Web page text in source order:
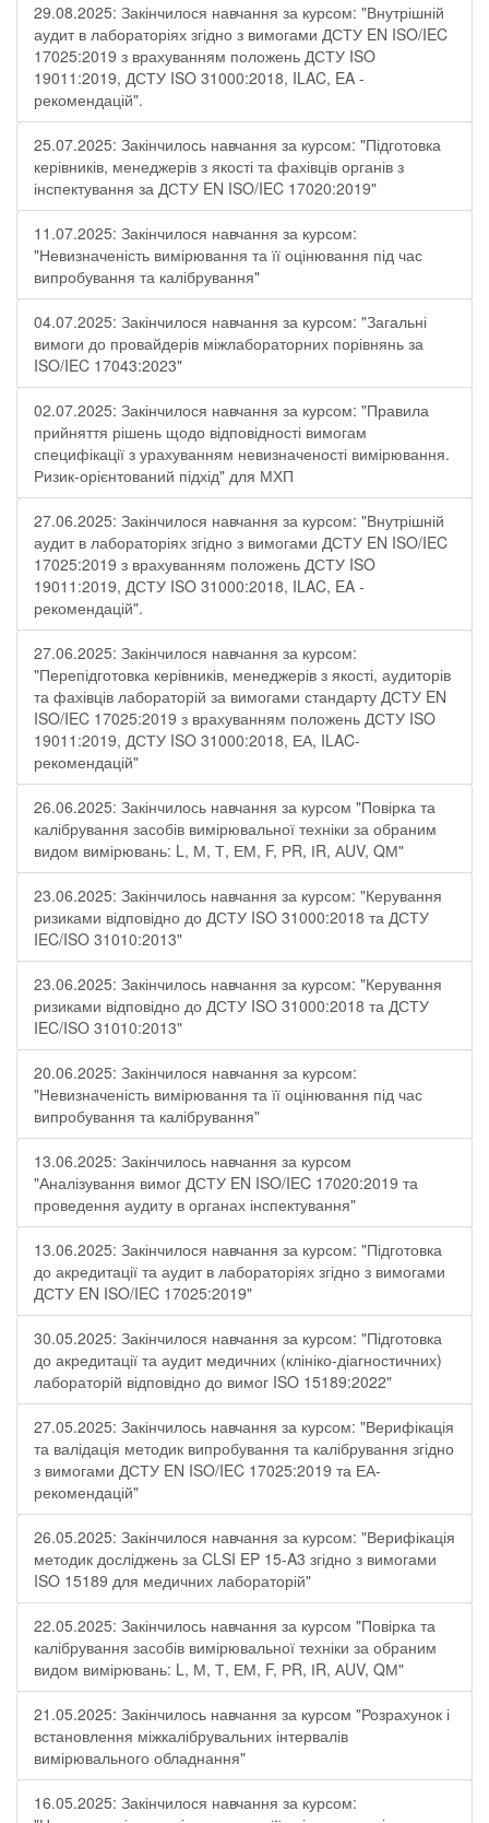
29.08.2025: Закінчилося навчання за курсом: "Внутрішній
аудит в лабораторіях згідно з вимогами ДСТУ EN ISO/IEC
17025:2019 з врахуванням положень ДСТУ ISO
19011:2019, ДСТУ ISO 31000:2018, ILAC, EA -
рекомендацій".
25.07.2025: Закінчилось навчання за курсом: "Підготовка
керівників, менеджерів з якості та фахівців органів з
інспектування за ДСТУ EN ISO/IEC 17020:2019"
11.07.2025: Закінчилося навчання за курсом:
"Невизначеність вимірювання та її оцінювання під час
випробування та калібрування"
04.07.2025: Закінчилося навчання за курсом: "Загальні
вимоги до провайдерів міжлабораторних порівнянь за
ISO/IEC 17043:2023"
02.07.2025: Закінчилося навчання за курсом: "Правила
прийняття рішень щодо відповідності вимогам
специфікації з урахуванням невизначеності вимірювання.
Ризик-орієнтований підхід" для МХП
27.06.2025: Закінчилося навчання за курсом: "Внутрішній
аудит в лабораторіях згідно з вимогами ДСТУ EN ISO/IEC
17025:2019 з врахуванням положень ДСТУ ISO
19011:2019, ДСТУ ISO 31000:2018, ILAC, EA -
рекомендацій".
27.06.2025: Закінчилося навчання за курсом:
"Перепідготовка керівників, менеджерів з якості, аудиторів
та фахівців лабораторій за вимогами стандарту ДСТУ EN
ISO/IEC 17025:2019 з врахуванням положень ДСТУ ISO
19011:2019, ДСТУ ISO 31000:2018, ЕА, ILAC-
рекомендацій"
26.06.2025: Закінчилось навчання за курсом "Повірка та
калібрування засобів вимірювальної техніки за обраним
видом вимірювань: L, М, Т, ЕМ, F, РR, ІR, АUV, QМ"
23.06.2025: Закінчилось навчання за курсом: "Керування
ризиками відповідно до ДСТУ ISO 31000:2018 та ДСТУ
IEC/ISO 31010:2013"
23.06.2025: Закінчилось навчання за курсом: "Керування
ризиками відповідно до ДСТУ ISO 31000:2018 та ДСТУ
IEC/ISO 31010:2013"
20.06.2025: Закінчилося навчання за курсом:
"Невизначеність вимірювання та її оцінювання під час
випробування та калібрування"
13.06.2025: Закінчилось навчання за курсом
"Аналізування вимог ДСТУ EN ISO/IEC 17020:2019 та
проведення аудиту в органах інспектування"
13.06.2025: Закінчилося навчання за курсом: "Підготовка
до акредитації та аудит в лабораторіях згідно з вимогами
ДСТУ EN ISO/IEC 17025:2019"
30.05.2025: Закінчилося навчання за курсом: "Підготовка
до акредитації та аудит медичних (клініко-діагностичних)
лабораторій відповідно до вимог ISO 15189:2022"
27.05.2025: Закінчилось навчання за курсом: "Верифікація
та валідація методик випробування та калібрування згідно
з вимогами ДСТУ EN ISO/IEC 17025:2019 та ЕА-
рекомендацій"
26.05.2025: Закінчилося навчання за курсом: "Верифікація
методик досліджень за CLSI EP 15-A3 згідно з вимогами
ISO 15189 для медичних лабораторій"
22.05.2025: Закінчилось навчання за курсом "Повірка та
калібрування засобів вимірювальної техніки за обраним
видом вимірювань: L, М, Т, ЕМ, F, РR, ІR, АUV, QМ"
21.05.2025: Закінчилось навчання за курсом "Розрахунок і
встановлення міжкалібрувальних інтервалів
вимірювального обладнання"
16.05.2025: Закінчилося навчання за курсом: